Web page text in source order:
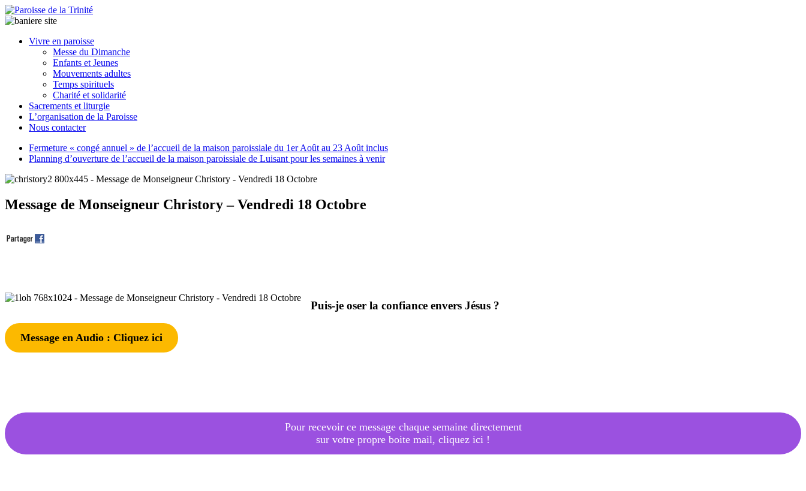
Vivre en paroisse
Messe du Dimanche
Enfants et Jeunes
Mouvements adultes
Temps spirituels
Charité et solidarité
Sacrements et liturgie
L’organisation de la Paroisse
Nous contacter
Fermeture « congé annuel » de l’accueil de la maison paroissiale du 1er Août au 23 Août inclus
Planning d’ouverture de l’accueil de la maison paroissiale de Luisant pour les semaines à venir
Message de Monseigneur Christory – Vendredi 18 Octobre
Puis-je oser la confiance envers Jésus ?
Message en Audio : Cliquez ici
Pour recevoir ce message chaque semaine directement
sur votre propre boite mail, cliquez ici !